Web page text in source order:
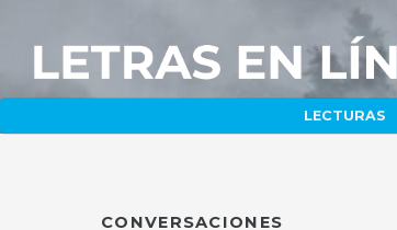
LECTURAS
CONVERSACIONES